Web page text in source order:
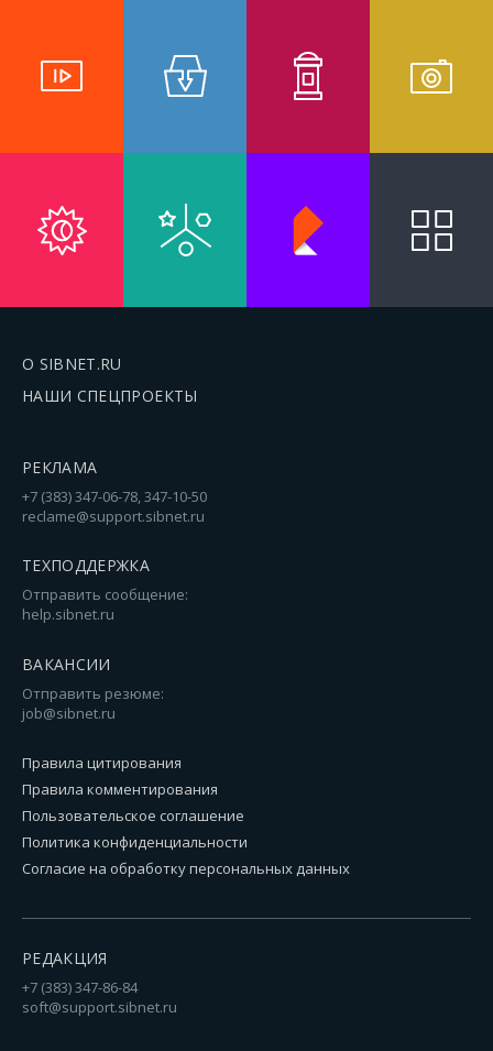
О SIBNET.RU
НАШИ СПЕЦПРОЕКТЫ
РЕКЛАМА
+7 (383) 347-06-78, 347-10-50
reclame@support.sibnet.ru
ТЕХПОДДЕРЖКА
Отправить сообщение:
help.sibnet.ru
ВАКАНСИИ
Отправить резюме:
job@sibnet.ru
Правила цитирования
Правила комментирования
Пользовательское соглашение
Политика конфиденциальности
Согласие на обработку персональных данных
РЕДАКЦИЯ
+7 (383) 347-86-84
soft@support.sibnet.ru